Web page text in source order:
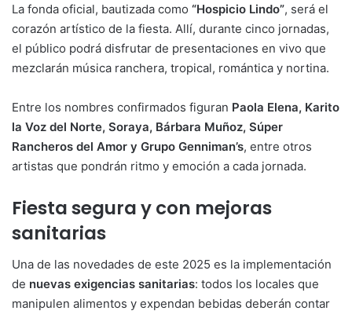
La fonda oficial, bautizada como “Hospicio Lindo”, será el
corazón artístico de la fiesta. Allí, durante cinco jornadas,
el público podrá disfrutar de presentaciones en vivo que
mezclarán música ranchera, tropical, romántica y nortina.
Entre los nombres confirmados figuran Paola Elena, Karito
la Voz del Norte, Soraya, Bárbara Muñoz, Súper
Rancheros del Amor y Grupo Genniman’s, entre otros
artistas que pondrán ritmo y emoción a cada jornada.
Fiesta segura y con mejoras
sanitarias
Una de las novedades de este 2025 es la implementación
de nuevas exigencias sanitarias: todos los locales que
manipulen alimentos y expendan bebidas deberán contar